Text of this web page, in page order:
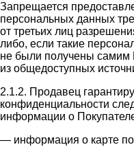
Запрещается
персональных данных
от третьих лиц
либо, если такие
не были получены самим
из общедоступных
2.1.2. Продавец
конфиденциальности
информации о
— информация о карте